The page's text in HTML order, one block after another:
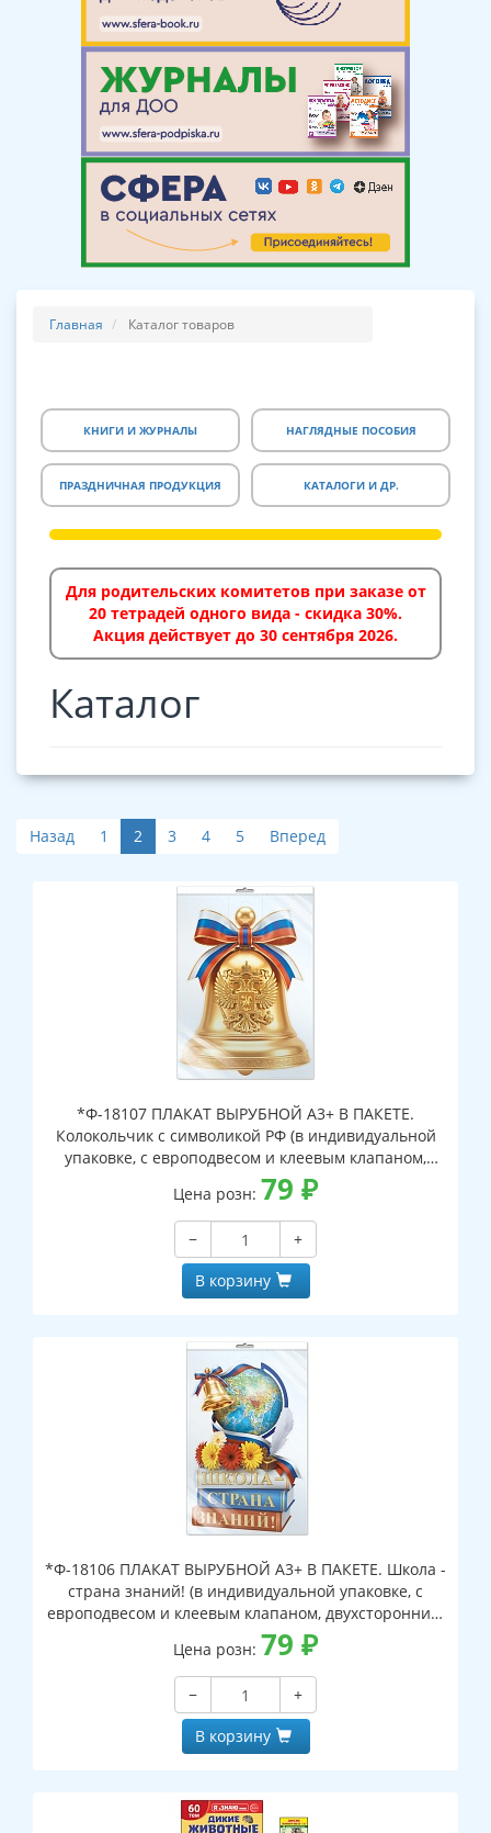
Главная Каталог товаров
КНИГИ И ЖУРНАЛЫ НАГЛЯДНЫЕ ПОСОБИЯ
ПРАЗДНИЧНАЯ ПРОДУКЦИЯ КАТАЛОГИ И ДР.
Для родительских комитетов при заказе от
20 тетрадей одного вида - скидка 30%.
Акция действует до 30 сентября 2026.
Каталог
Назад 1 2 3 4 5 Вперед
*Ф-18107 ПЛАКАТ ВЫРУБНОЙ А3+ В ПАКЕТЕ.
Колокольчик с символикой РФ (в индивидуальной
упаковке, с европодвесом и клеевым клапаном,
двухсторонний, ВД-лак)
Цена розн: 79 ₽
−
+
В корзину
*Ф-18106 ПЛАКАТ ВЫРУБНОЙ А3+ В ПАКЕТЕ. Школа -
страна знаний! (в индивидуальной упаковке, с
европодвесом и клеевым клапаном, двухсторонний,
ВД-лак)
Цена розн: 79 ₽
−
+
В корзину